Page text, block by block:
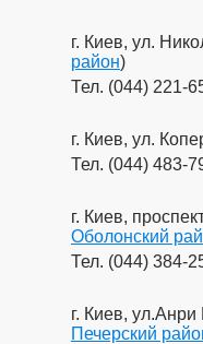
г. Киев, ул.
район)
Тел. (044) 221-
г. Киев, ул.
Тел. (044) 483-
г. Киев,
Оболонский
Тел. (044) 384-
г. Киев,
Печерский